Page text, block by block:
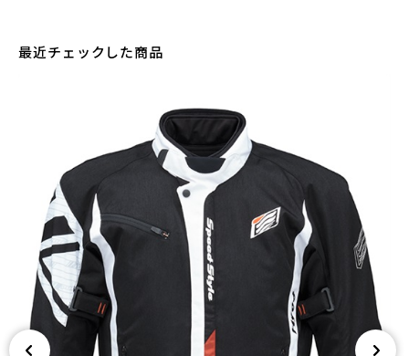
最近チェックした商品